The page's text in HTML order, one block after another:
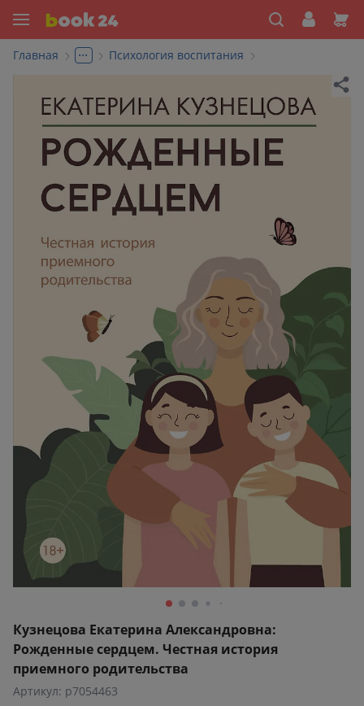
Главная ... Психология воспитания
Кузнецова Екатерина Александровна:
Рожденные сердцем. Честная история
приемного родительства
Артикул: p7054463